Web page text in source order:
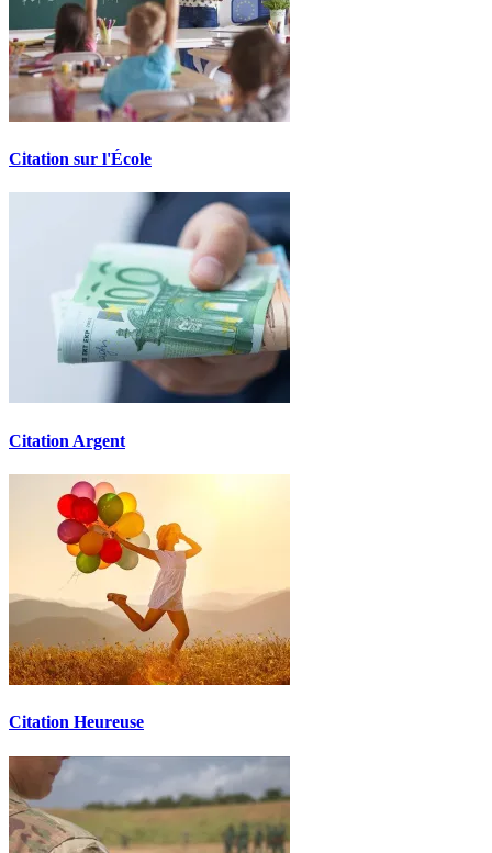
Citation sur l'École
Citation Argent
Citation Heureuse